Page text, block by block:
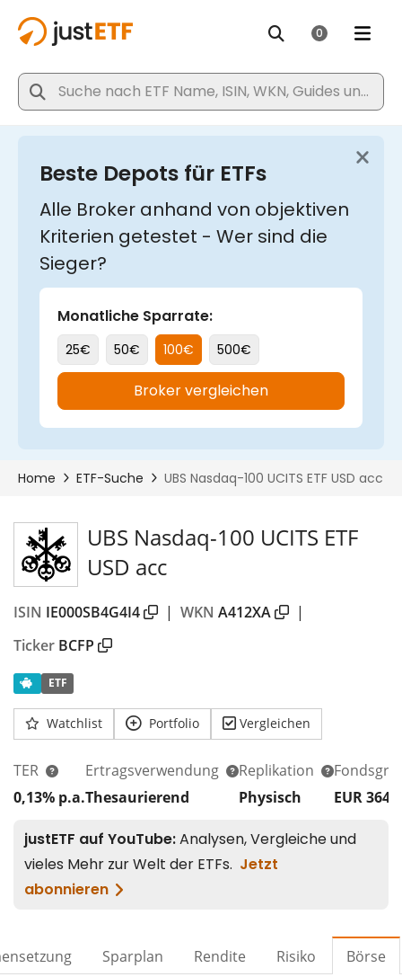
UBS Nasdaq-100 UCITS ETF
USD acc
ISIN IE000SB4G4I4 | WKN A412XA
|
Ticker BCFP
ETF
Watchlist Portfolio Vergleichen
TER
0,13% p.a.
Ertragsverwendung
Thesaurierend
Replikation
Physisch
EUR 364
Sparplan Rendite Risiko Börse